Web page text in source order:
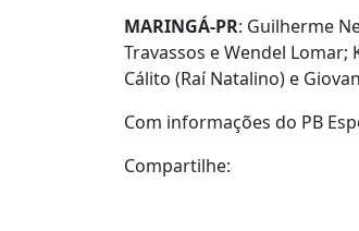
MARINGÁ-PR: Guilherme
Travassos e Wendel Lomar;
Cálito (Raí Natalino) e
Com informações do PB
Compartilhe: